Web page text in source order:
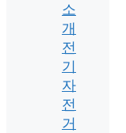
소
개
전
기
자
전
거